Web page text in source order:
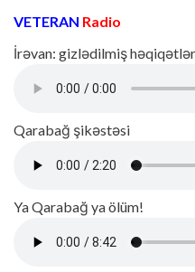
VETERAN Radio
İrəvan: gizlədilmiş həqiqətlər
Qarabağ şikəstəsi
Ya Qarabağ ya ölüm!